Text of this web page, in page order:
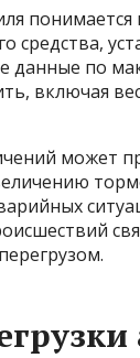
средства,
данные по
включая
может